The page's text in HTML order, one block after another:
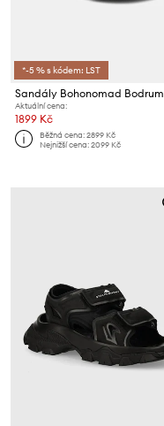
*-5 % s kódem: LST
Sandály Bohonomad Bodrum
Aktuální cena:
1899 Kč
Běžná cena:2899 Kč
Nejnižší cena:2099 Kč